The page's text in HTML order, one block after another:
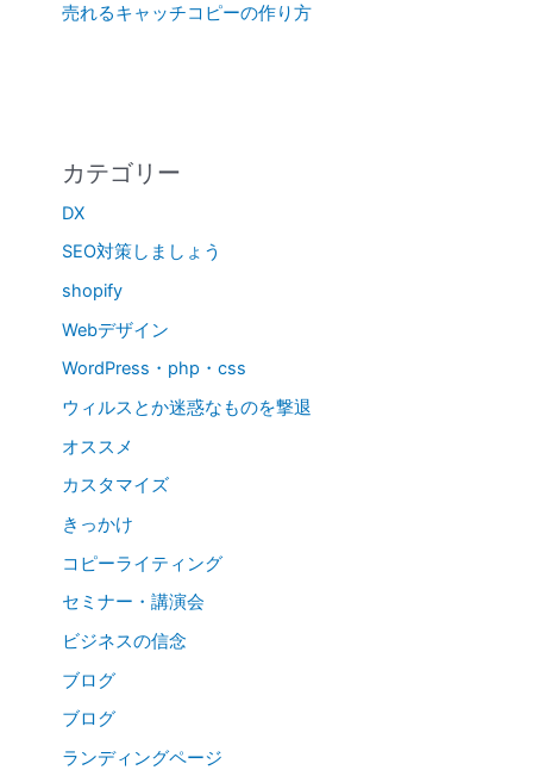
売れるキャッチコピーの作り方
カテゴリー
DX
SEO対策しましょう
shopify
Webデザイン
WordPress・php・css
ウィルスとか迷惑なものを撃退
オススメ
カスタマイズ
きっかけ
コピーライティング
セミナー・講演会
ビジネスの信念
ブログ
ブログ
ランディングページ